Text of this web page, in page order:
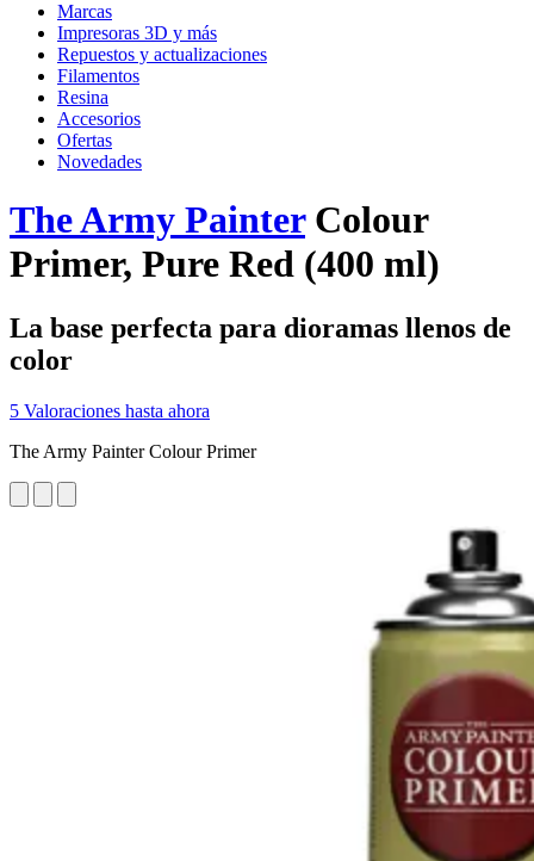
Marcas
Impresoras 3D y más
Repuestos y actualizaciones
Filamentos
Resina
Accesorios
Ofertas
Novedades
The Army PainterColour
Primer, Pure Red (400 ml)
La base perfecta para dioramas llenos de
color
5 Valoraciones hasta ahora
The Army Painter Colour Primer